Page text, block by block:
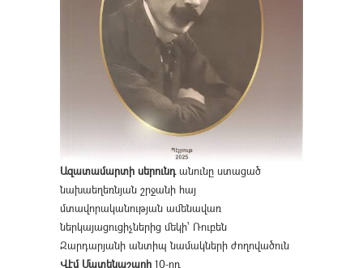
Ազատամարտի սերունդանունը ստացած
նախաեղեռնյան շրջանի հայ
մտավորականության ամենավառ
ներկայացուցիչներից մեկի՝ Ռուբեն
Զարդարյանի անտիպ նամակների ժողովածուն
Վէմ Մատենաշարի 10-րդ